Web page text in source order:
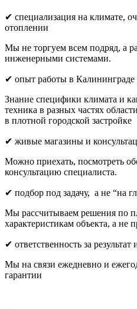
✔ специализация на климате,
отоплении
Мы не торгуем всем подряд, а
инженерными системами.
✔ опыт работы в Калининграде
Знание специфики климата и
техника в разных частях
в плотной городской застройке
✔ живые магазины и
Можно приехать, посмотреть
консультацию специалиста.
✔ подбор под задачу, а не “на
Мы рассчитываем решения по
характеристикам объекта, а не
✔ ответственность за результат
Мы на связи ежедневно и
гарантии